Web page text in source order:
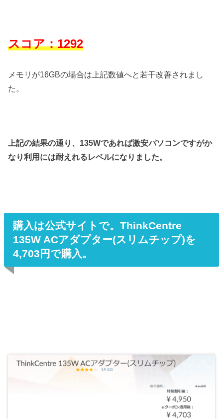
スコア：1292
メモリが16GBの場合は上記数値へと若干改善されまし
た。
上記の結果の通り、135Wであれば激安パソコンですがか
なり利用には耐えれるレベルになりました。
購入は公式サイトで。ThinkCentre
135W ACアダプター(スリムチップ)を
4,703円で購入。